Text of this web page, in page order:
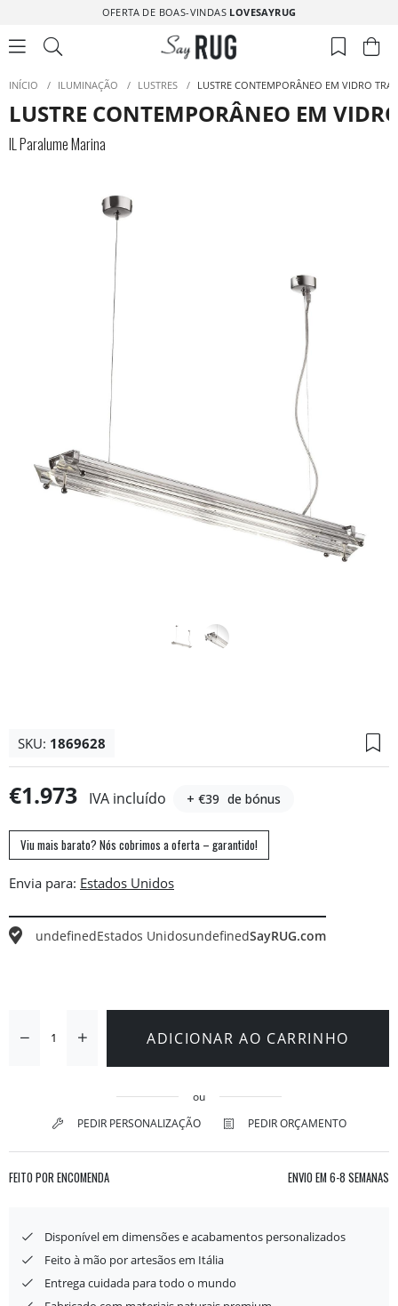
OFERTA DE BOAS-VINDAS LOVESAYRUG
INÍCIO / ILUMINAÇÃO / LUSTRES / LUSTRE CONTEMPORÂNEO EM VIDRO
LUSTRE CONTEMPORÂNEO EM
IL Paralume Marina
SKU: 1869628
€1.973 IVA incluído + €39 de bónus
Viu mais barato? Nós cobrimos a oferta – garantido!
Envia para:
undefinedEstados UnidosundefinedSayRUG.com
ADICIONAR AO CARRINHO
ou
PEDIR PERSONALIZAÇÃO
PEDIR ORÇAMENTO
FEITO POR ENCOMENDA ENVIO EM 6-8 SEMANAS
Disponível em dimensões e acabamentos personalizados
Feito à mão por artesãos em Itália
Entrega cuidada para todo o mundo